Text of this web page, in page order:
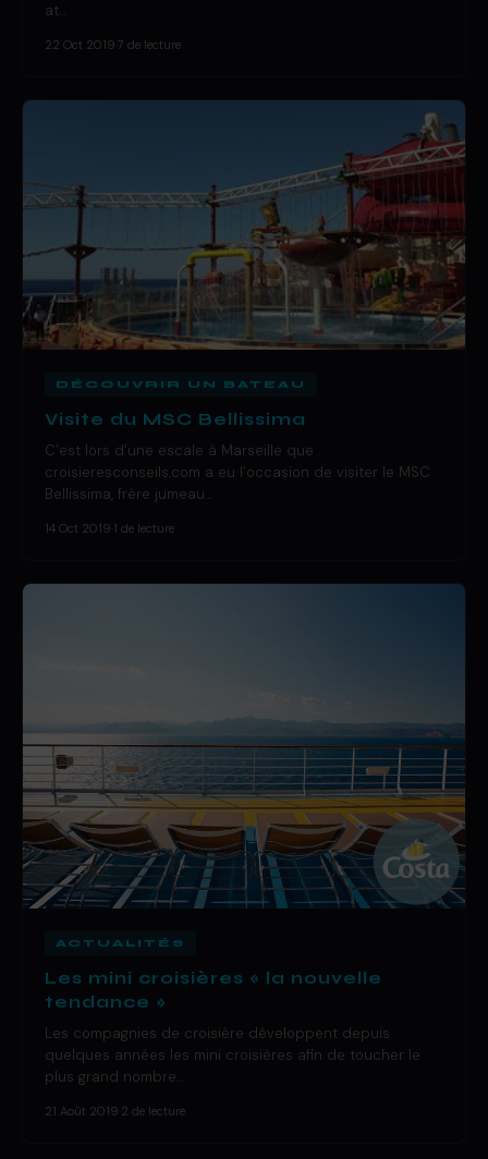
at…
22 Oct 2019 7 de lecture
DÉCOUVRIR UN BATEAU
Visite du MSC Bellissima
C’est lors d’une escale à Marseille que
croisieresconseils.com a eu l’occasion de visiter le MSC
Bellissima, frère jumeau…
14 Oct 2019 1 de lecture
ACTUALITÉS
Les mini croisières « la nouvelle
tendance »
Les compagnies de croisière développent depuis
quelques années les mini croisières afin de toucher le
plus grand nombre…
21 Août 2019 2 de lecture